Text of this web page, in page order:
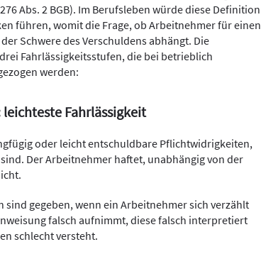
Abs. 2 BGB). Im Berufsleben würde diese Definition
führen, womit die Frage, ob Arbeitnehmer für einen
Schwere des Verschuldens abhängt. Die
Fahrlässigkeitsstufen, die bei betrieblich
werden:
leichteste Fahrlässigkeit
oder leicht entschuldbare Pflichtwidrigkeiten,
Der Arbeitnehmer haftet, unabhängig von der
sind gegeben, wenn ein Arbeitnehmer sich verzählt
falsch aufnimmt, diese falsch interpretiert
schlecht versteht.